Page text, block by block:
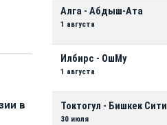
в
Алга - Абдыш-Ата
1 августа
Илбирс - ОшМу
1 августа
Токтогул - Бишкек Сити
30 июля